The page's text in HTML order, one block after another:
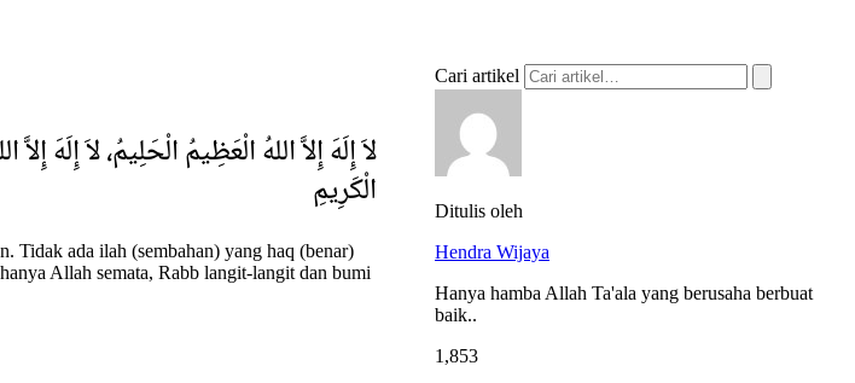
لاَ إِلَهَ إِلاَّ اللهُ الْعَظِيمُ الْحَلِيمُ، لاَ
الْكَرِيمِ
Tidak ada ilah (sembahan) yang haq (benar)
Allah semata, Rabb langit-langit dan bumi
Cari artikel
Ditulis oleh
Hendra Wijaya
Hanya hamba Allah Ta'ala yang berusaha berbuat
baik..
1,853